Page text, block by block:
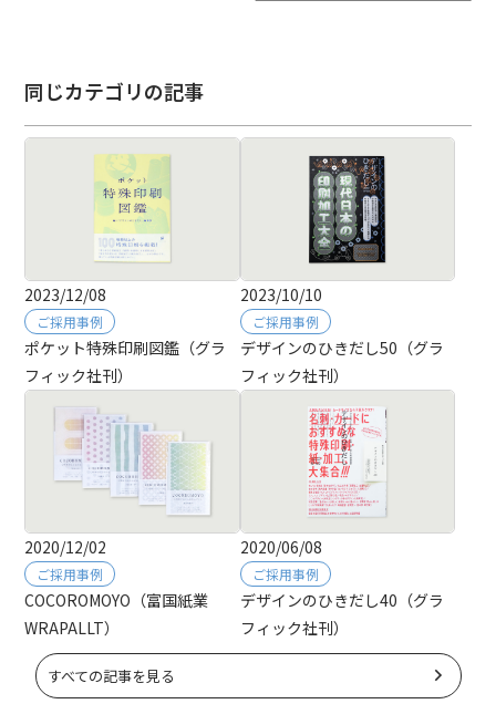
同じカテゴリの記事
2023/12/08
ご採用事例
ポケット特殊印刷図鑑（グラ
フィック社刊）
2023/10/10
ご採用事例
デザインのひきだし50（グラ
フィック社刊）
2020/12/02
ご採用事例
COCOROMOYO（富国紙業
WRAPALLT）
2020/06/08
ご採用事例
デザインのひきだし40（グラ
フィック社刊）
すべての記事を見る